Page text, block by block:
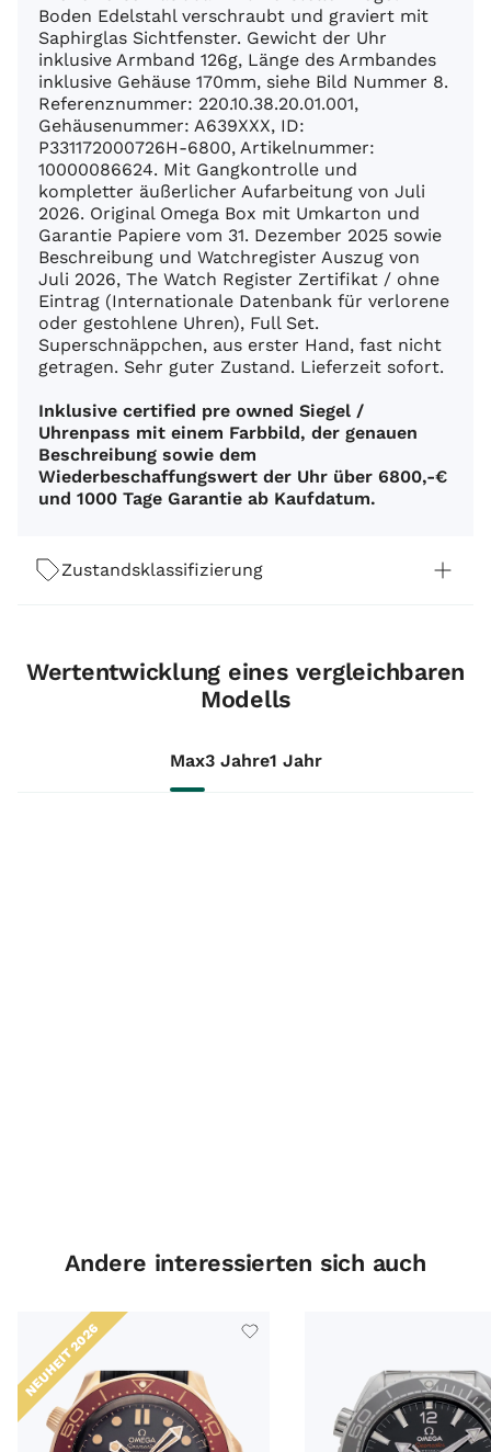
Boden Edelstahl verschraubt und graviert mit
Saphirglas Sichtfenster. Gewicht der Uhr
inklusive Armband 126g, Länge des Armbandes
inklusive Gehäuse 170mm, siehe Bild Nummer 8.
Referenznummer: 220.10.38.20.01.001,
Gehäusenummer: A639XXX, ID:
P331172000726H-6800, Artikelnummer:
10000086624. Mit Gangkontrolle und
kompletter äußerlicher Aufarbeitung von Juli
2026. Original Omega Box mit Umkarton und
Garantie Papiere vom 31. Dezember 2025 sowie
Beschreibung und Watchregister Auszug von
Juli 2026, The Watch Register Zertifikat / ohne
Eintrag (Internationale Datenbank für verlorene
oder gestohlene Uhren), Full Set.
Superschnäppchen, aus erster Hand, fast nicht
getragen. Sehr guter Zustand. Lieferzeit sofort.
Inklusive certified pre owned Siegel /
Uhrenpass mit einem Farbbild, der genauen
Beschreibung sowie dem
Wiederbeschaffungswert der Uhr über 6800,-€
und 1000 Tage Garantie ab Kaufdatum.
Zustandsklassifizierung
Wertentwicklung eines vergleichbaren
Modells
Max3 Jahre1 Jahr
Andere interessierten sich auch
NEUHEIT 2026